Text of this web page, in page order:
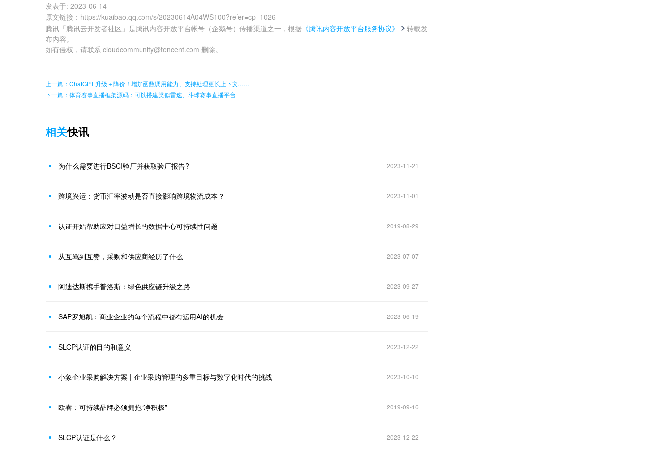
发表于: 2023-06-14
原文链接 ： https://kuaibao.qq.com/s/20230614A04WS100?refer=cp_1026
腾讯「腾讯云开发者社区」是腾讯内容开放平台帐号（企鹅号）传播渠道之一，根据 《腾讯内容开放平台服务协议》
转载发
布内容。
如有侵权，请联系 cloudcommunity@tencent.com 删除。
上一篇：ChatGPT 升级＋降价！增加函数调用能力、支持处理更长上下文……
下一篇：体育赛事直播框架源码：可以搭建类似雷速、斗球赛事直播平台
相关快讯
为什么需要进行BSCI验厂并获取验厂报告? 2023-11-21
跨境兴运：货币汇率波动是否直接影响跨境物流成本？ 2023-11-01
认证开始帮助应对日益增长的数据中心可持续性问题 2019-08-29
从互骂到互赞，采购和供应商经历了什么 2023-07-07
阿迪达斯携手普洛斯：绿色供应链升级之路 2023-09-27
SAP罗旭凯：商业企业的每个流程中都有运用AI的机会 2023-06-19
SLCP认证的目的和意义 2023-12-22
小象企业采购解决方案 | 企业采购管理的多重目标与数字化时代的挑战 2023-10-10
欧睿：可持续品牌必须拥抱“净积极” 2019-09-16
SLCP认证是什么？ 2023-12-22